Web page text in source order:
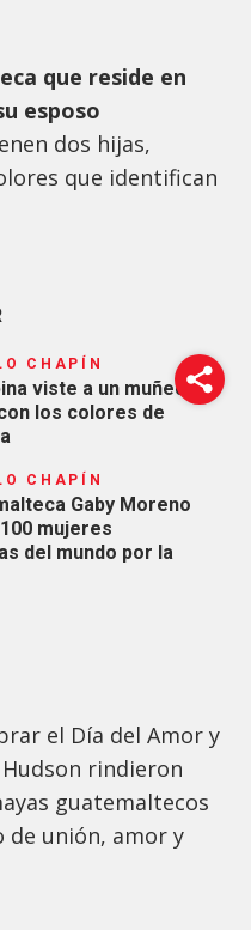
que reside en
esposo
dos hijas,
que identifican
CHAPÍN
viste a un muñeco
los colores de
CHAPÍN
Gaby Moreno
mujeres
del mundo por la
el Día del Amor y
rindieron
guatemaltecos
unión, amor y